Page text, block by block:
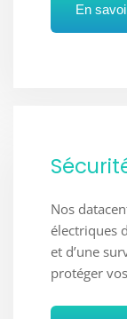
En
Nos
électriques
et d’une
protéger